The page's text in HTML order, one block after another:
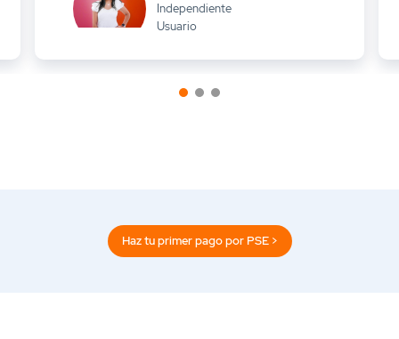
Independiente
Usuario
Haz tu primer pago por PSE >